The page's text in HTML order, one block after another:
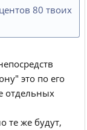
80 твоих
это по его
отдельных
те же будут,